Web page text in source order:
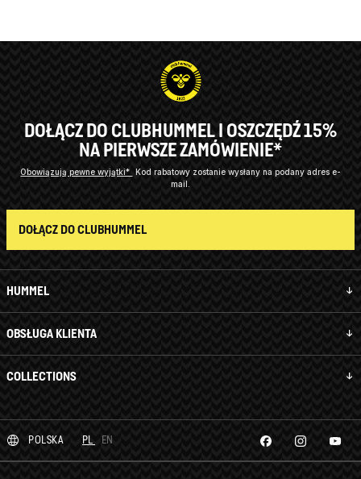
HUMMEL
OBSŁUGA KLIENTA
COLLECTIONS
DOŁĄCZ DO CLUBHUMMEL I OSZCZĘDŹ 15%
NA PIERWSZE ZAMÓWIENIE*
Obowiązują pewne wyjątki* Kod rabatowy zostanie wysłany na podany adres e-
mail.
DOŁĄCZ DO CLUBHUMMEL
POLSKA PL EN